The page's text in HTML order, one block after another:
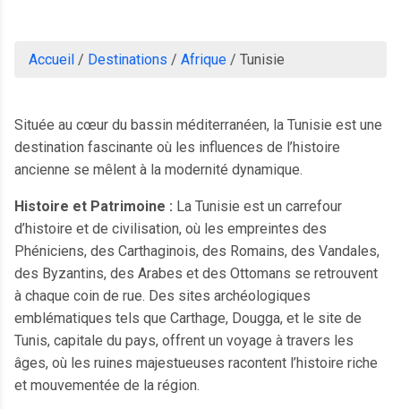
Accueil / Destinations / Afrique / Tunisie
Située au cœur du bassin méditerranéen, la Tunisie est une
destination fascinante où les influences de l’histoire
ancienne se mêlent à la modernité dynamique.
Histoire et Patrimoine : La Tunisie est un carrefour
d’histoire et de civilisation, où les empreintes des
Phéniciens, des Carthaginois, des Romains, des Vandales,
des Byzantins, des Arabes et des Ottomans se retrouvent
à chaque coin de rue. Des sites archéologiques
emblématiques tels que Carthage, Dougga, et le site de
Tunis, capitale du pays, offrent un voyage à travers les
âges, où les ruines majestueuses racontent l’histoire riche
et mouvementée de la région.